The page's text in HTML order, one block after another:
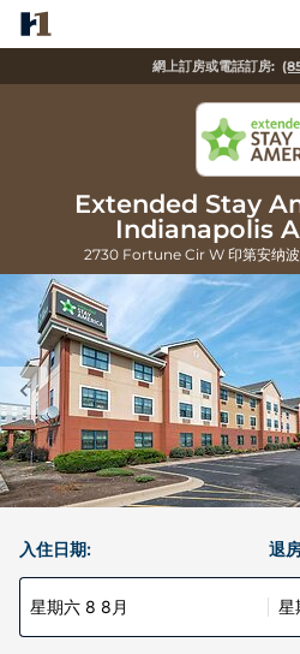
網上訂房或電話訂房:
Extended Stay
Indianapolis
2730 Fortune Cir W 印第安纳
入住日期:
星期六 8 8月
退
星